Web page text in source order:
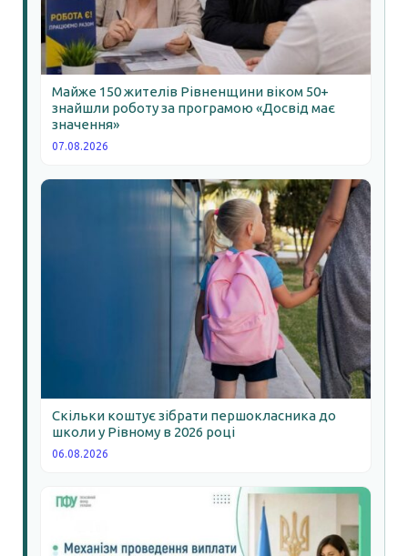
Майже 150 жителів Рівненщини віком 50+
знайшли роботу за програмою «Досвід має
значення»
07.08.2026
Скільки коштує зібрати першокласника до
школи у Рівному в 2026 році
06.08.2026